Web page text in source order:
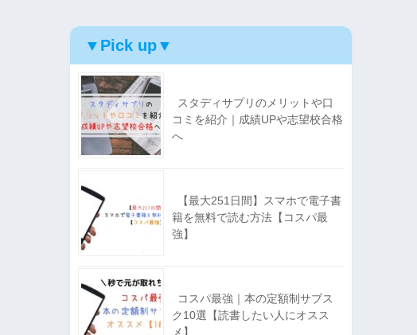
▼Pick up▼
スタディサプリのメリットや口
コミを紹介｜成績UPや志望校合格
へ
【最大251日間】スマホで電子書
籍を無料で読む方法【コスパ最
強】
コスパ最強｜本の定額制サブス
ク10選【読書したい人にオスス
メ】